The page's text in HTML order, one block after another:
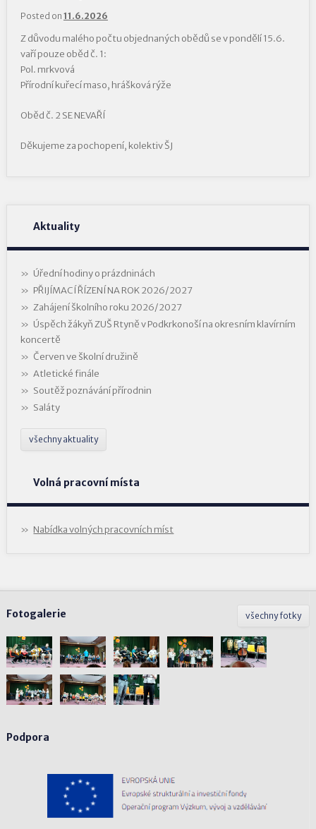
Posted on 11.6.2026
Z důvodu malého počtu objednaných obědů se v pondělí 15.6.
vaří pouze oběd č. 1:
Pol. mrkvová
Přírodní kuřecí maso, hrášková rýže
Oběd č. 2 SE NEVAŘÍ
Děkujeme za pochopení, kolektiv ŠJ
Aktuality
Úřední hodiny o prázdninách
PŘIJÍMACÍ ŘÍZENÍ NA ROK 2026/2027
Zahájení školního roku 2026/2027
Úspěch žákyň ZUŠ Rtyně v Podkrkonoší na okresním klavírním
koncertě
Červen ve školní družině
Atletické finále
Soutěž poznávání přírodnin
Saláty
všechny aktuality
Volná pracovní místa
Nabídka volných pracovních míst
všechny fotky
Fotogalerie
Podpora